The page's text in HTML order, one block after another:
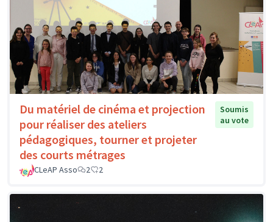
Du matériel de cinéma et projection
pour réaliser des ateliers
pédagogiques, tourner et projeter
des courts métrages
Soumis
au vote
CLeAP Asso 2 2